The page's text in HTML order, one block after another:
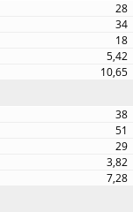
28
34
18
5,42
10,65
38
51
29
3,82
7,28